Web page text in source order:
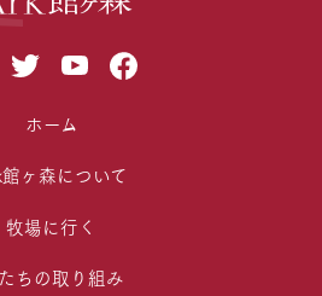
ホーム
ヶ森について
牧場に行く
ちの取り組み